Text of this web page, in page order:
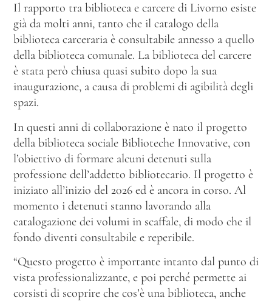
Il rapporto tra biblioteca e carcere di Livorno esiste
già da molti anni, tanto che il catalogo della
biblioteca carceraria è consultabile annesso a quello
della biblioteca comunale. La biblioteca del carcere
è stata però chiusa quasi subito dopo la sua
inaugurazione, a causa di problemi di agibilità degli
spazi.
In questi anni di collaborazione è nato il progetto
della biblioteca sociale Biblioteche Innovative, con
l’obiettivo di formare alcuni detenuti sulla
professione dell’addetto bibliotecario. Il progetto è
iniziato all’inizio del 2026 ed è ancora in corso. Al
momento i detenuti stanno lavorando alla
catalogazione dei volumi in scaffale, di modo che il
fondo diventi consultabile e reperibile.
“Questo progetto è importante intanto dal punto di
vista professionalizzante, e poi perché permette ai
corsisti di scoprire che cos’è una biblioteca, anche